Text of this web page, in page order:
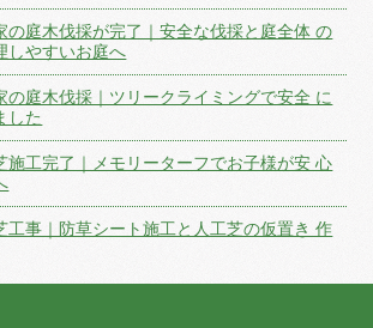
の庭木伐採が完了｜安全な伐採と庭全体 の
しやすいお庭へ
の庭木伐採｜ツリークライミングで安全 に
した
施工完了｜メモリーターフでお子様が安 心
工事｜防草シート施工と人工芝の仮置き 作